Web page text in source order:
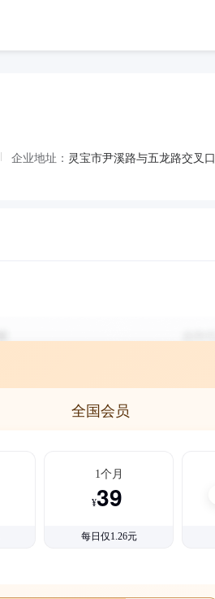
企业地址： 灵宝市尹溪路与五龙路交叉口
全国会员
1个月
¥39
每日仅1.26元